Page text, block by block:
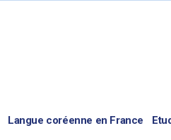
Langue coréenne en France